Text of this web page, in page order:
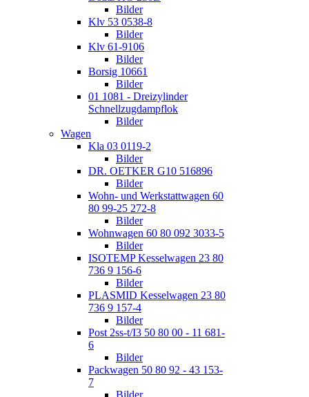
Bilder
Klv 53 0538-8
Bilder
Klv 61-9106
Bilder
Borsig 10661
Bilder
01 1081 - Dreizylinder
Schnellzugdampflok
Bilder
Wagen
Kla 03 0119-2
Bilder
DR. OETKER G10 516896
Bilder
Wohn- und Werkstattwagen 60
80 99-25 272-8
Bilder
Wohnwagen 60 80 092 3033-5
Bilder
ISOTEMP Kesselwagen 23 80
736 9 156-6
Bilder
PLASMID Kesselwagen 23 80
736 9 157-4
Bilder
Post 2ss-t/I3 50 80 00 - 11 681-
6
Bilder
Packwagen 50 80 92 - 43 153-
7
Bilder